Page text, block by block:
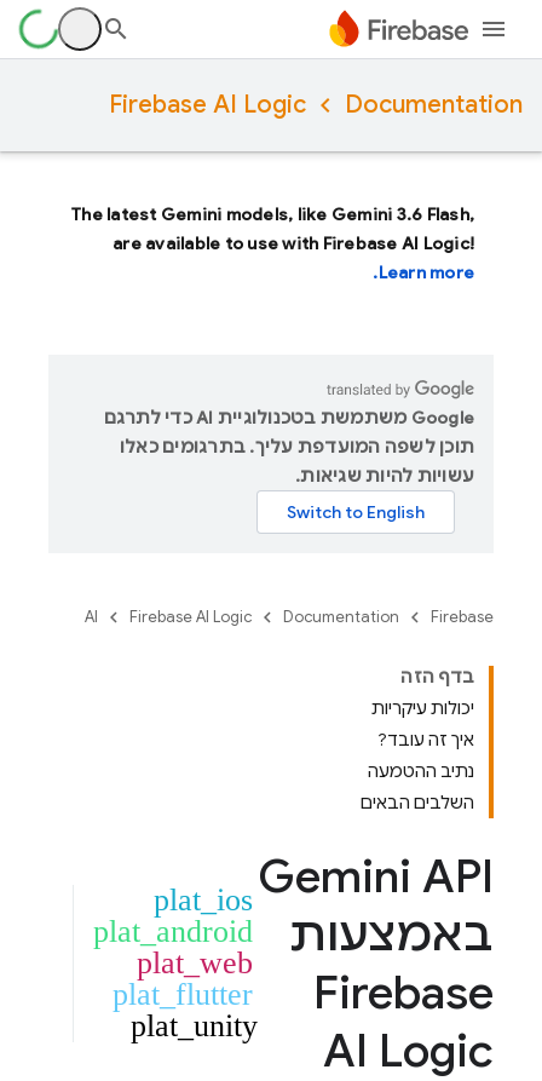
Documentation
Firebase AI Logic
The latest Gemini models, like Gemini 3.6 Flash,
are available to use with Firebase AI Logic!
Learn more.
‫Google משתמשת בטכנולוגיית AI כדי לתרגם
תוכן לשפה המועדפת עליך. בתרגומים כאלו
עשויות להיות שגיאות.
Firebase
Documentation
Firebase AI Logic
AI
בדף הזה
יכולות עיקריות
איך זה עובד?
נתיב ההטמעה
השלבים הבאים
Gemini API
באמצעות
Firebase
AI Logic
plat_ios
plat_android
plat_web
plat_flutter
plat_unity